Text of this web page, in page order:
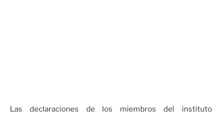
Las declaraciones de los miembros del instituto